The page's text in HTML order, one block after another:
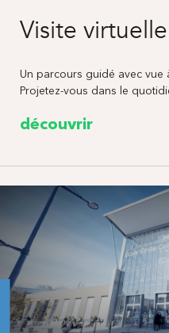
Visite virtuelle
Un parcours guidé avec vue
Projetez-vous dans le
découvrir